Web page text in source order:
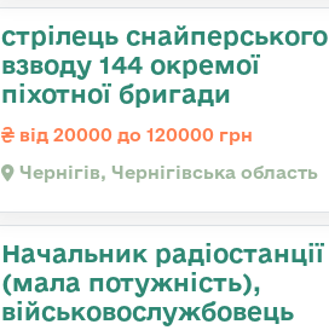
стрілець снайперського
взводу 144 окремої
піхотної бригади
від 20000 до 120000 грн
Чернігів, Чернігівська область
Начальник pадіостанції
(мала потужність),
військовослужбовець